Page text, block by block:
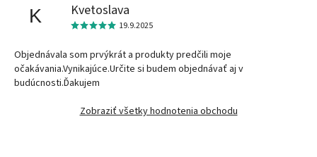
K Kvetoslava
19.9.2025
Objednávala som prvýkrát a produkty predčili moje
očakávania.Vynikajúce.Určite si budem objednávať aj v
budúcnosti.Ďakujem
Zobraziť všetky hodnotenia obchodu